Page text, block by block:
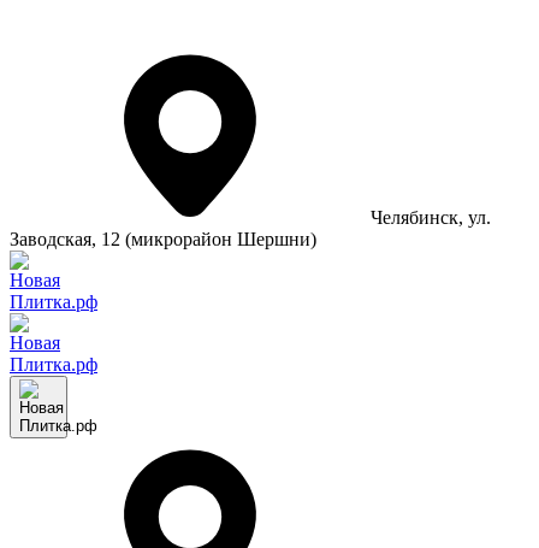
Челябинск, ул.
Заводская, 12 (микрорайон Шершни)